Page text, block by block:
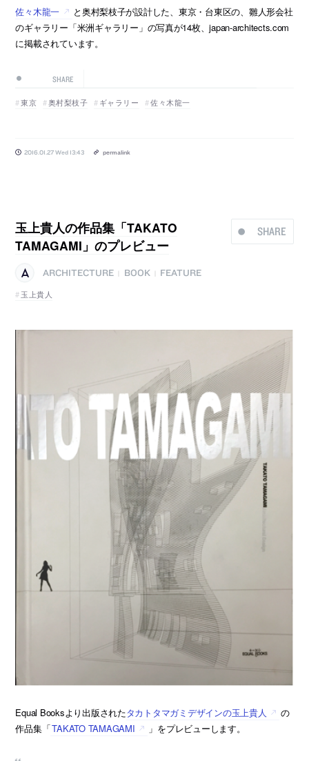
佐々木龍一
と奥村梨枝子が設計した、東京・台東区の、雛人形会社
のギャラリー「米洲ギャラリー」の写真が14枚、japan-architects.com
に掲載されています。
SHARE
東京 奥村梨枝子 ギャラリー 佐々木龍一
2016.01.27 Wed 13:43 permalink
SHARE
玉上貴人の作品集「TAKATO
TAMAGAMI」のプレビュー
ARCHITECTURE BOOK
FEATURE
玉上貴人
Equal Booksより出版されたタカトタマガミデザインの玉上貴人
の
作品集「TAKATO TAMAGAMI 」をプレビューします。